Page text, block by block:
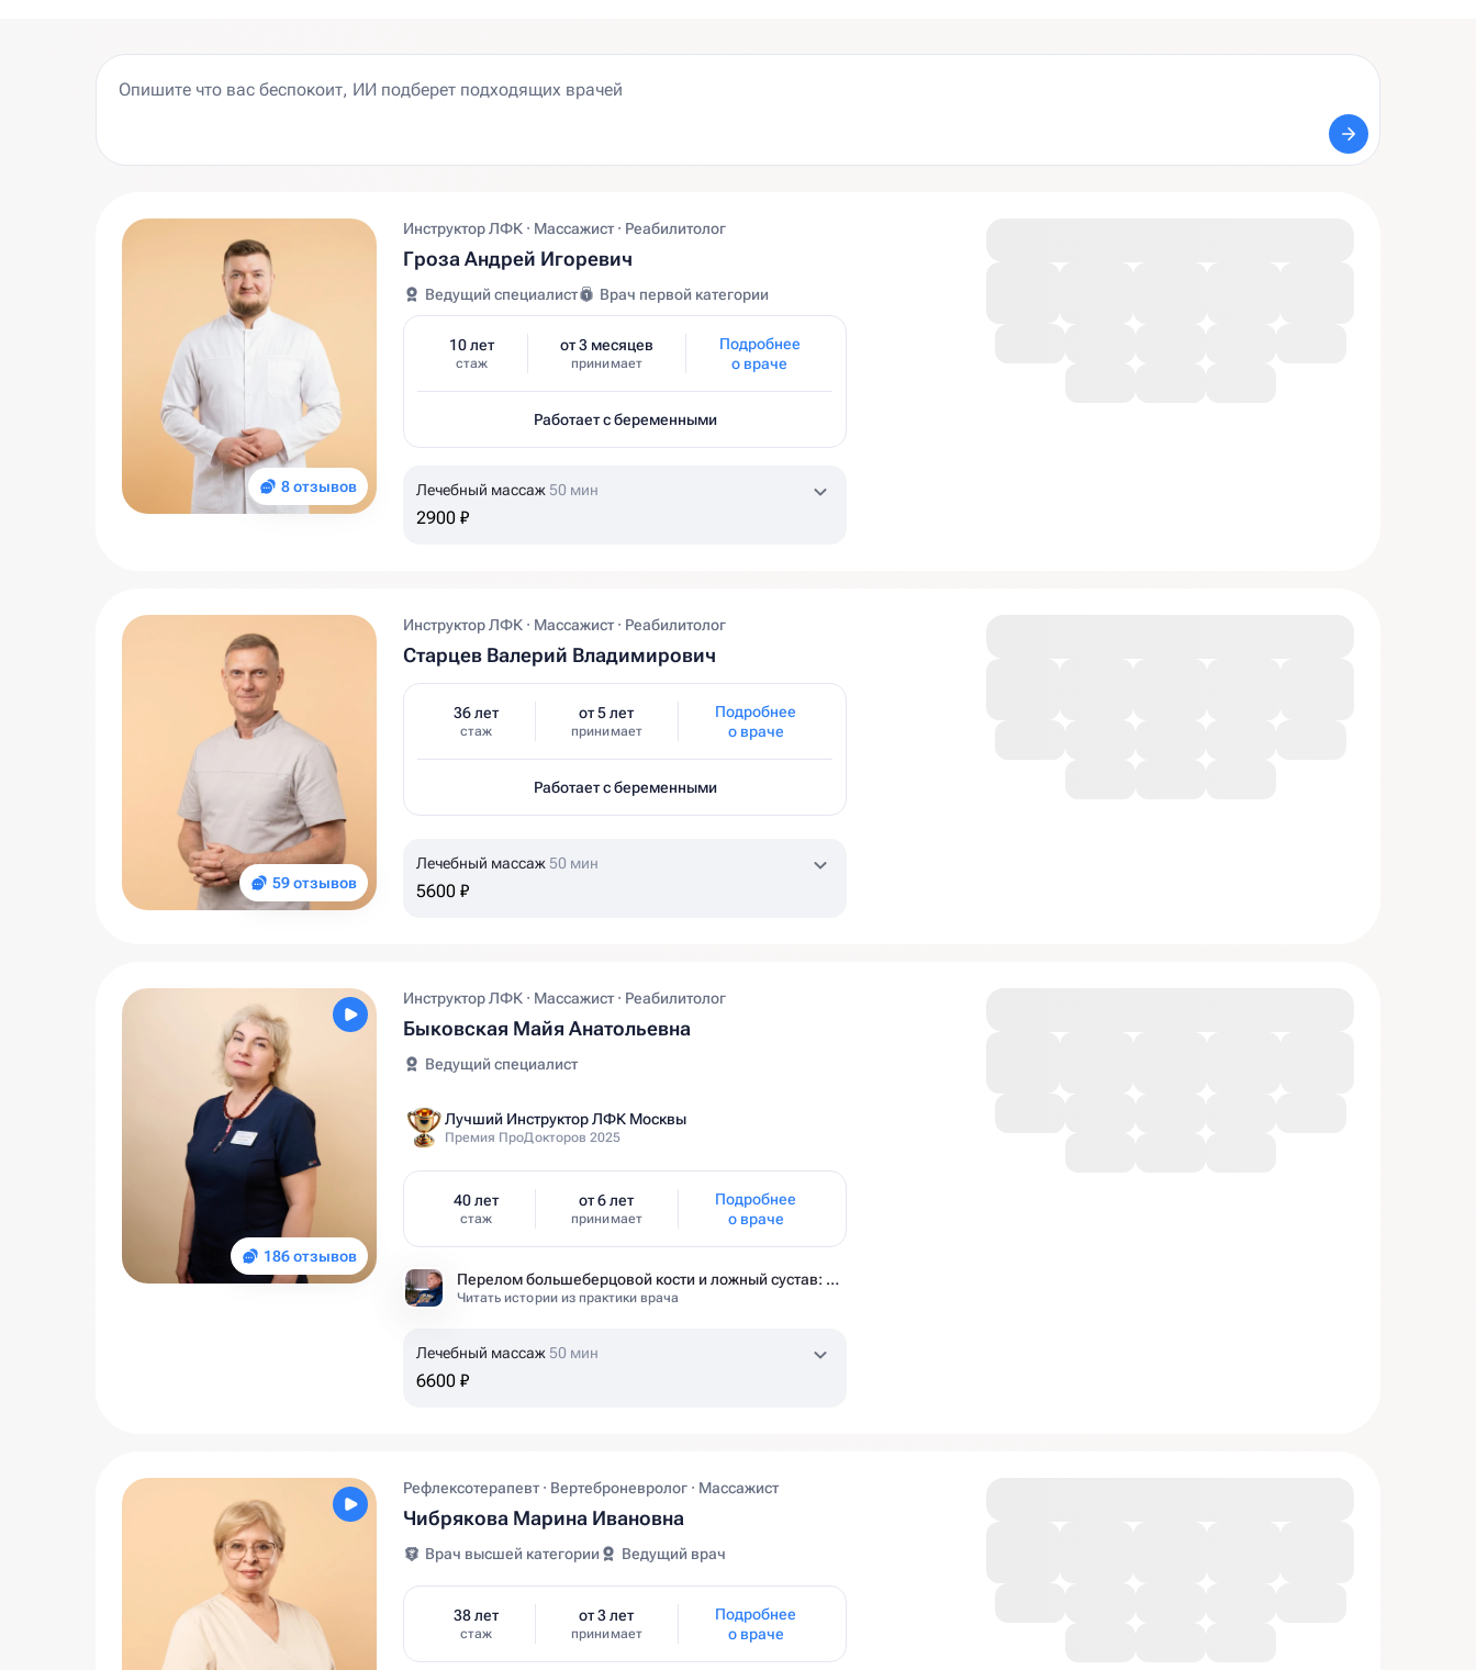
8 отзывов
Инструктор ЛФК · Массажист · Реабилитолог
Гроза Андрей Игоревич
Ведущий специалист Врач первой категории
10 лет
стаж
от 3 месяцев
принимает
Подробнее
о враче
Работает с беременными
Лечебный массаж 50 мин
2900 ₽
59 отзывов
Инструктор ЛФК · Массажист · Реабилитолог
Старцев Валерий Владимирович
36 лет
стаж
от 5 лет
принимает
Подробнее
о враче
Работает с беременными
Лечебный массаж 50 мин
5600 ₽
186 отзывов
Инструктор ЛФК · Массажист · Реабилитолог
Быковская Майя Анатольевна
Ведущий специалист
Лучший Инструктор ЛФК Москвы
Премия ПроДокторов 2025
40 лет
стаж
от 6 лет
принимает
Подробнее
о враче
Перелом большеберцовой кости и ложный сустав: моя история восстановления длиной в полтора года
Читать истории из практики врача
Лечебный массаж 50 мин
6600 ₽
Рефлексотерапевт · Вертеброневролог · Массажист
Чибрякова Марина Ивановна
Врач высшей категории Ведущий врач
38 лет
стаж
от 3 лет
принимает
Подробнее
о враче